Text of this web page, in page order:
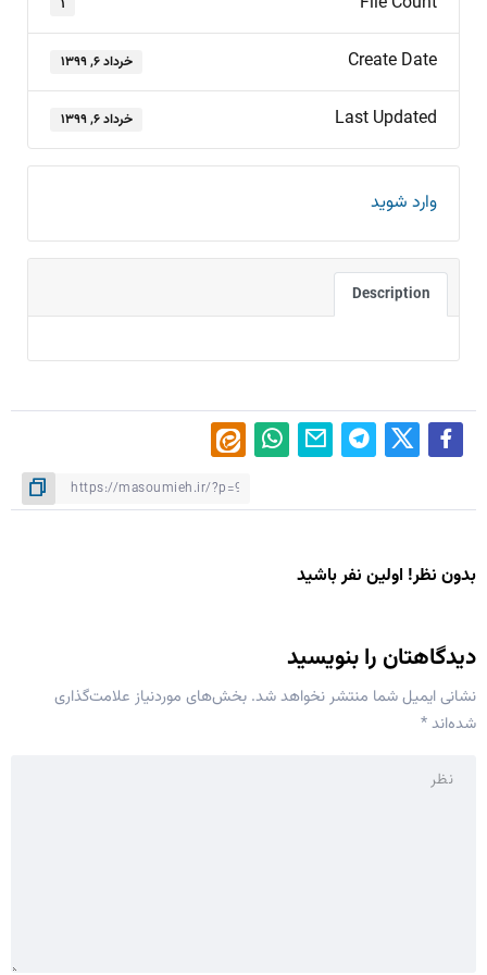
۱
Create Date خرداد ۶, ۱۳۹۹
Last Updated خرداد ۶, ۱۳۹۹
وارد شوید
Description
بدون نظر! اولین نفر باشید
دیدگاهتان را بنویسید
نشانی ایمیل شما منتشر نخواهد شد. بخش‌های موردنیاز علامت‌گذاری
شده‌اند*